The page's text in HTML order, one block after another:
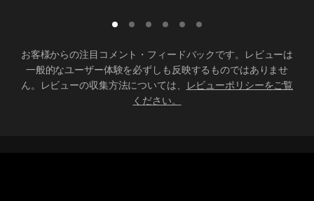
お客様からの注目コメント・フィードバックです。レビューは
一般的なユーザー体験を必ずしも反映するものではありませ
ん。レビューの収集方法については、
レビューポリシーをご覧
ください。